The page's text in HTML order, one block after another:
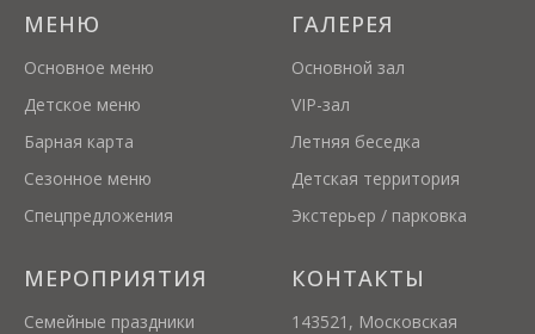
МЕНЮ
Основное меню
Детское меню
Барная карта
Сезонное меню
Спецпредложения
ГАЛЕРЕЯ
Основной зал
VIP-зал
Летняя беседка
Детская территория
Экстерьер / парковка
МЕРОПРИЯТИЯ
Семейные праздники
КОНТАКТЫ
143521, Московская